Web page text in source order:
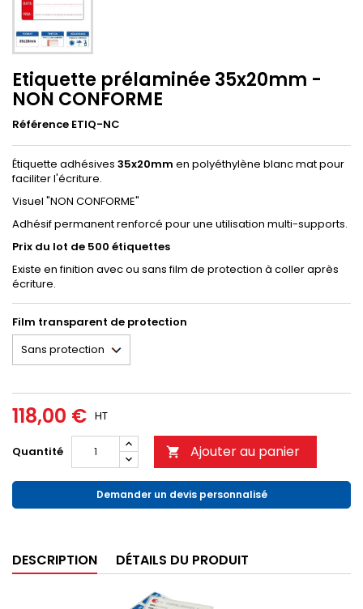
Etiquette prélaminée 35x20mm -
NON CONFORME
Référence ETIQ-NC
Étiquette adhésives 35x20mm en polyéthylène blanc mat pour
faciliter l'écriture.
Visuel "NON CONFORME"
Adhésif permanent renforcé pour une utilisation multi-supports.
Prix du lot de 500 étiquettes
Existe en finition avec ou sans film de protection à coller après
écriture.
Film transparent de protection
118,00 € HT
Quantité  Ajouter au panier
Demander un devis personnalisé
DESCRIPTION DÉTAILS DU PRODUIT